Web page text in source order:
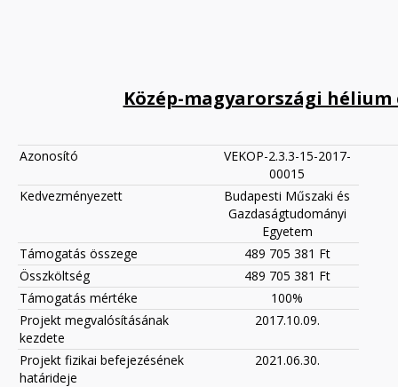
Közép-magyarországi
Azonosító
VEKOP-2.3.3-15-2017-
00015
Kedvezményezett
Budapesti Műszaki és
Gazdaságtudományi
Egyetem
Támogatás összege
489 705 381 Ft
Összköltség
489 705 381 Ft
Támogatás mértéke
100%
Projekt megvalósításának
kezdete
2017.10.09.
Projekt fizikai befejezésének
határideje
2021.06.30.